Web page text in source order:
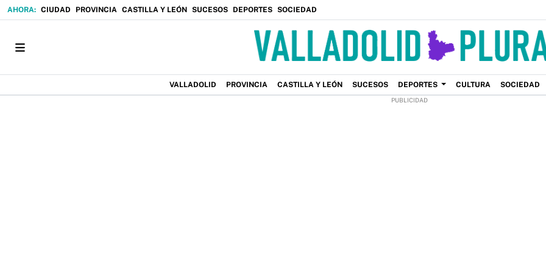
CIUDAD PROVINCIA CASTILLA Y LEÓN SUCESOS DEPORTES SOCIEDAD
VALLADOLID PROVINCIA CASTILLA Y LEÓN SUCESOS DEPORTES CULTURA SOCIEDAD